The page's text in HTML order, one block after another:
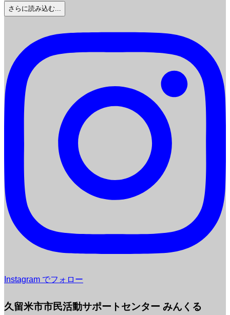
さらに読み込む...
Instagram でフォロー
久留米市市民活動サポートセンター みんくる